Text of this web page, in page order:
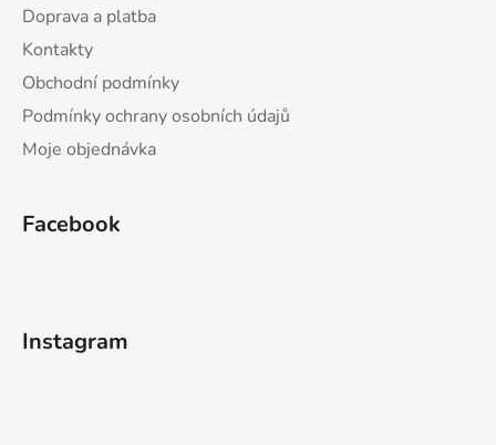
Doprava a platba
Kontakty
Obchodní podmínky
Podmínky ochrany osobních údajů
Moje objednávka
Facebook
Instagram